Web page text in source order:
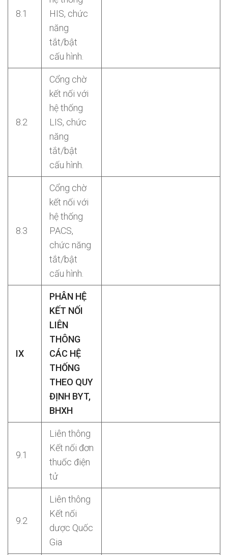
8.1
HIS, chức
năng
tắt/bật
cấu hình.
8.2
Cổng chờ
kết nối với
hệ thống
LIS, chức
năng
tắt/bật
cấu hình.
8.3
Cổng chờ
kết nối với
hệ thống
PACS,
chức năng
tắt/bật
cấu hình.
IX
PHÂN HỆ
KẾT NỐI
LIÊN
THÔNG
CÁC HỆ
THỐNG
THEO QUY
ĐỊNH BYT,
BHXH
9.1
Liên thông
Kết nối đơn
thuốc điện
tử
9.2
Liên thông
Kết nối
dược Quốc
Gia